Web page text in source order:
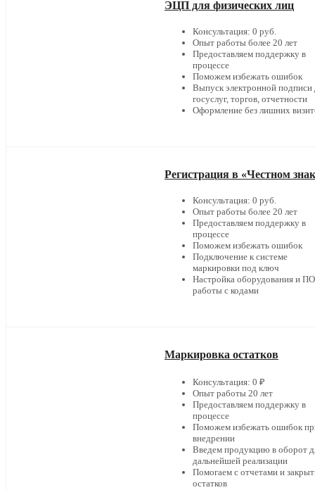
ЭЦП для физических лиц
Консультация: 0 руб.
Опыт работы более 20 лет
Предоставляем поддержку в
процессе
Поможем избежать ошибок
Выпуск электронной подписи
госуслуг, торгов, отчетности
Оформление без лишних
Регистрация в «Честном
Консультация: 0 руб.
Опыт работы более 20 лет
Предоставляем поддержку в
процессе
Поможем избежать ошибок
Подключение к системе
маркировки под ключ
Настройка оборудования и
работы с кодами
Маркировка остатков
Консультация: 0 ₽
Опыт работы 20 лет
Предоставляем поддержку в
процессе
Поможем избежать ошибок
внедрении
Введем продукцию в оборот
дальнейшей реализации
Помогаем с отчетами и
остатков